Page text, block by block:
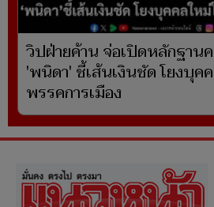
วิปฝ่ายค้าน จ่อเปิดหลักฐาน
'พนิดา' ชี้เส้นเงินชัด โยงบุค
พรรคการเมือง